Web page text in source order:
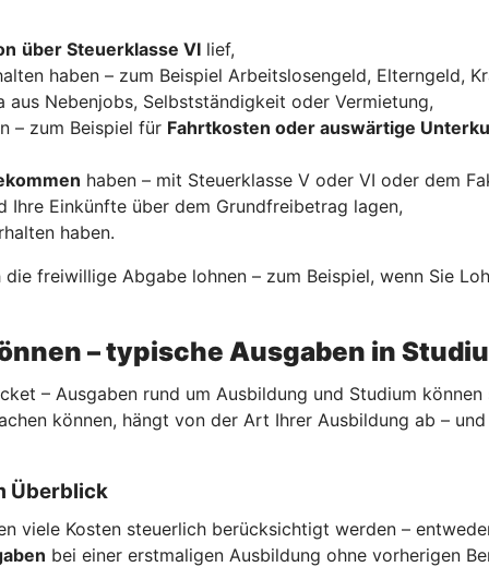
über Steuerklasse VI lief,
haben – zum Beispiel Arbeitslosengeld, Elterngeld,
aus Nebenjobs, Selbstständigkeit oder Vermietung,
– zum Beispiel für Fahrtkosten oder auswärtige
haben – mit Steuerklasse V oder VI oder dem
Ihre Einkünfte über dem Grundfreibetrag lagen,
haben.
freiwillige Abgabe lohnen – zum Beispiel, wenn Sie
– typische Ausgaben in
– Ausgaben rund um Ausbildung und Studium
können, hängt von der Art Ihrer Ausbildung ab –
Überblick
viele Kosten steuerlich berücksichtigt werden –
bei einer erstmaligen Ausbildung ohne vorherigen